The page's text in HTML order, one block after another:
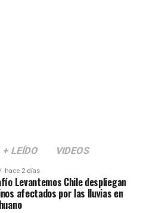
+ LEÍDO VIDEOS
hace 2 días
Levantemos Chile despliegan
afectados por las lluvias en